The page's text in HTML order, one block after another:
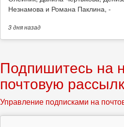
Незнамова и Романа Паклина, -
3 дняназад
Подпишитесь на
почтовую
Управление подписками на